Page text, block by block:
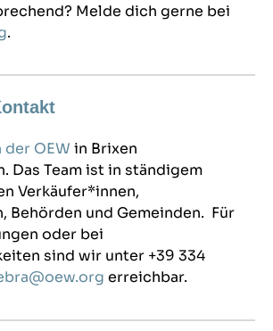
Melde dich gerne bei
.
der OEW in Brixen
Das Team ist in ständigem
Verkäufer*innen,
Behörden und Gemeinden. Für
oder bei
sind wir unter +39 334
erreichbar.